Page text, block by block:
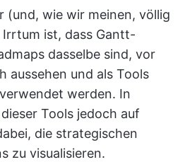
(und, wie wir meinen, völlig
ist, dass Gantt-
dasselbe sind, vor
aussehen und als Tools
werden. In
Tools jedoch auf
die strategischen
zu visualisieren.